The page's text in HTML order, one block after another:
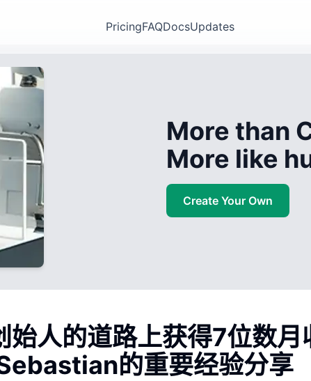
PricingFAQDocsUpdates
More than
More like
Create Your Own
始人的道路上获得7位数月
的重要经验分享